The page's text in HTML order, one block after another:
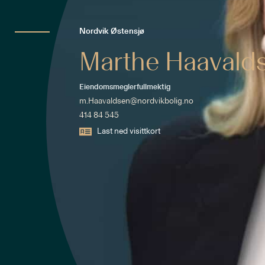
Marthe
Eiendomsmeglerfullmektig
Nordvik Østensjø
m.Haavaldsen@nordvikbolig.no
414 84 545
Last ned visittkort